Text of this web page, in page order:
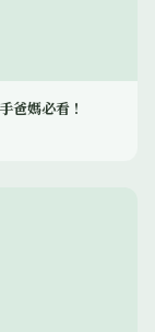
爸媽必看！